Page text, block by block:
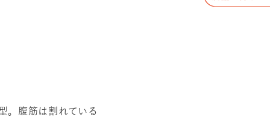
。腹筋は割れている